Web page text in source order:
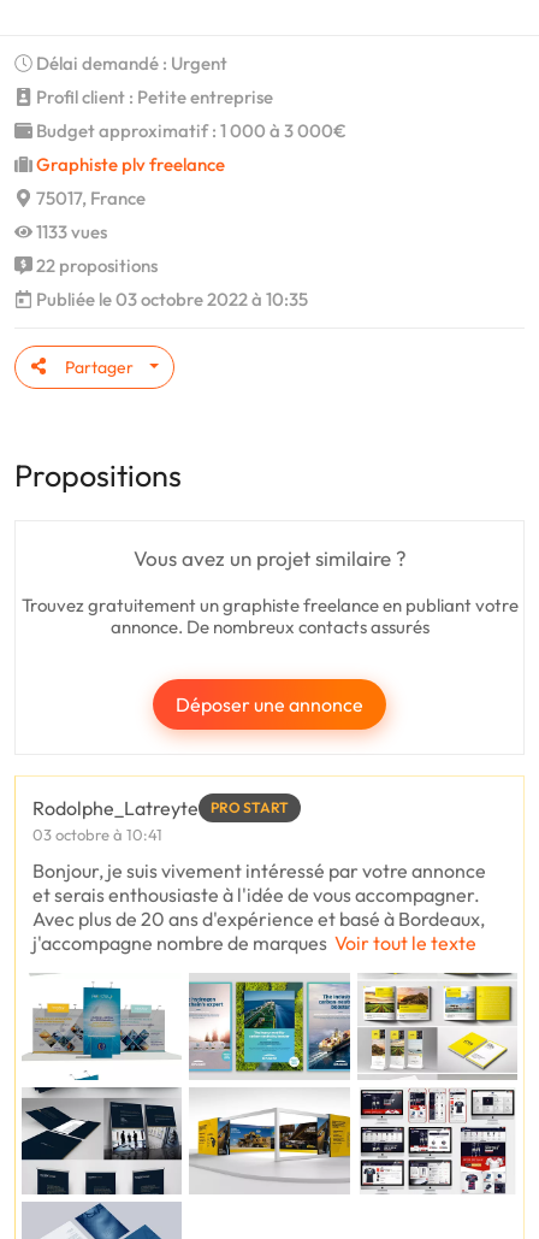
Délai demandé : Urgent
Profil client : Petite entreprise
Budget approximatif : 1 000 à 3 000€
Graphiste plv freelance
75017, France
1133 vues
22 propositions
Publiée le 03 octobre 2022 à 10:35
Partager
Propositions
Vous avez un projet similaire ?
Trouvez gratuitement un graphiste freelance en publiant votre
annonce. De nombreux contacts assurés
Déposer une annonce
Rodolphe_Latreyte PRO START
03 octobre à 10:41
Bonjour, je suis vivement intéressé par votre annonce
et serais enthousiaste à l'idée de vous accompagner.
Avec plus de 20 ans d'expérience et basé à Bordeaux,
j'accompagne nombre de marques Voir tout le texte